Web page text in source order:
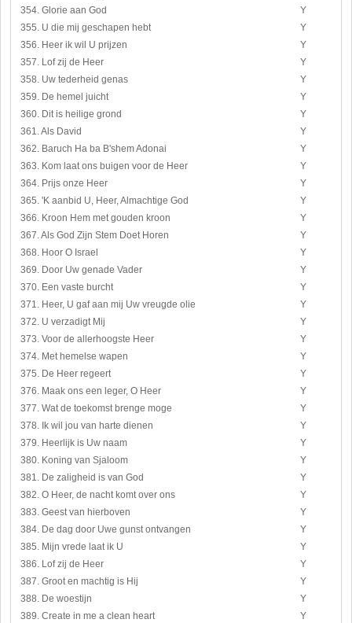
354. Glorie aan God
Y
355. U die mij geschapen hebt
Y
356. Heer ik wil U prijzen
Y
357. Lof zij de Heer
Y
358. Uw tederheid genas
Y
359. De hemel juicht
Y
360. Dit is heilige grond
Y
361. Als David
Y
362. Baruch Ha ba B'shem Adonai
Y
363. Kom laat ons buigen voor de Heer
Y
364. Prijs onze Heer
Y
365. 'K aanbid U, Heer, Almachtige God
Y
366. Kroon Hem met gouden kroon
Y
367. Als God Zijn Stem Doet Horen
Y
368. Hoor O Israel
Y
369. Door Uw genade Vader
Y
370. Een vaste burcht
Y
371. Heer, U gaf aan mij Uw vreugde olie
Y
372. U verzadigt Mij
Y
373. Voor de allerhoogste Heer
Y
374. Met hemelse wapen
Y
375. De Heer regeert
Y
376. Maak ons een leger, O Heer
Y
377. Wat de toekomst brenge moge
Y
378. Ik wil jou van harte dienen
Y
379. Heerlijk is Uw naam
Y
380. Koning van Sjaloom
Y
381. De zaligheid is van God
Y
382. O Heer, de nacht komt over ons
Y
383. Geest van hierboven
Y
384. De dag door Uwe gunst ontvangen
Y
385. Mijn vrede laat ik U
Y
386. Lof zij de Heer
Y
387. Groot en machtig is Hij
Y
388. De woestijn
Y
389. Create in me a clean heart
Y